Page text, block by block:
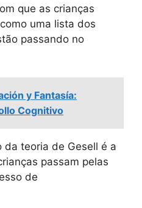
que as crianças
uma lista dos
passando no
y Fantasía:
Cognitivo
teoria de Gesell é a
passam pelas
de